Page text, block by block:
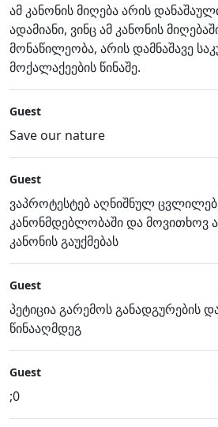
ამ კანონის მიღება არის
ადამიანი, ვინც ამ კანონის
მონაწილეობა, არის დამნაშავე
მოქალაქეების წინაშე.
Guest
Save our nature
Guest
ვაპროტესტებ აღნიშნულ
კანონმდებლობაში და მოვითხოვ
კანონის გაუქმებას
Guest
პეტიცია გარემოს განადგურების
წინააღმდეგ
Guest
;0